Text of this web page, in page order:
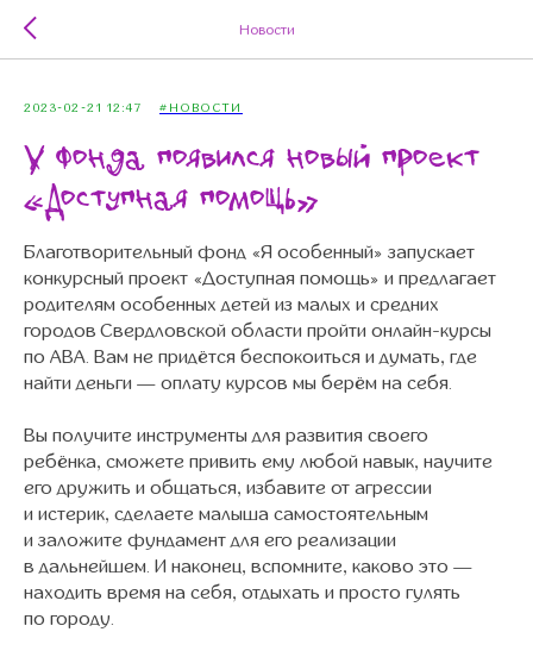
Новости
2023-02-21 12:47 #НОВОСТИ
У фонда появился новый проект
«Доступная помощь»
Благотворительный фонд «Я особенный» запускает
конкурсный проект «Доступная помощь» и предлагает
родителям особенных детей из малых и средних
городов Свердловской области пройти онлайн-курсы
по АВА. Вам не придётся беспокоиться и думать, где
найти деньги — оплату курсов мы берём на себя.
Вы получите инструменты для развития своего
ребёнка, сможете привить ему любой навык, научите
его дружить и общаться, избавите от агрессии
и истерик, сделаете малыша самостоятельным
и заложите фундамент для его реализации
в дальнейшем. И наконец, вспомните, каково это —
находить время на себя, отдыхать и просто гулять
по городу.